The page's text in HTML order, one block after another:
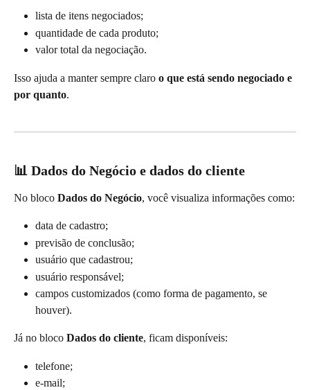
lista de itens negociados;
quantidade de cada produto;
valor total da negociação.
Isso ajuda a manter sempre claro o que está sendo negociado e
por quanto.
📊 Dados do Negócio e dados do cliente
No bloco Dados do Negócio, você visualiza informações como:
data de cadastro;
previsão de conclusão;
usuário que cadastrou;
usuário responsável;
campos customizados (como forma de pagamento, se
houver).
Já no bloco Dados do cliente, ficam disponíveis:
telefone;
e-mail;